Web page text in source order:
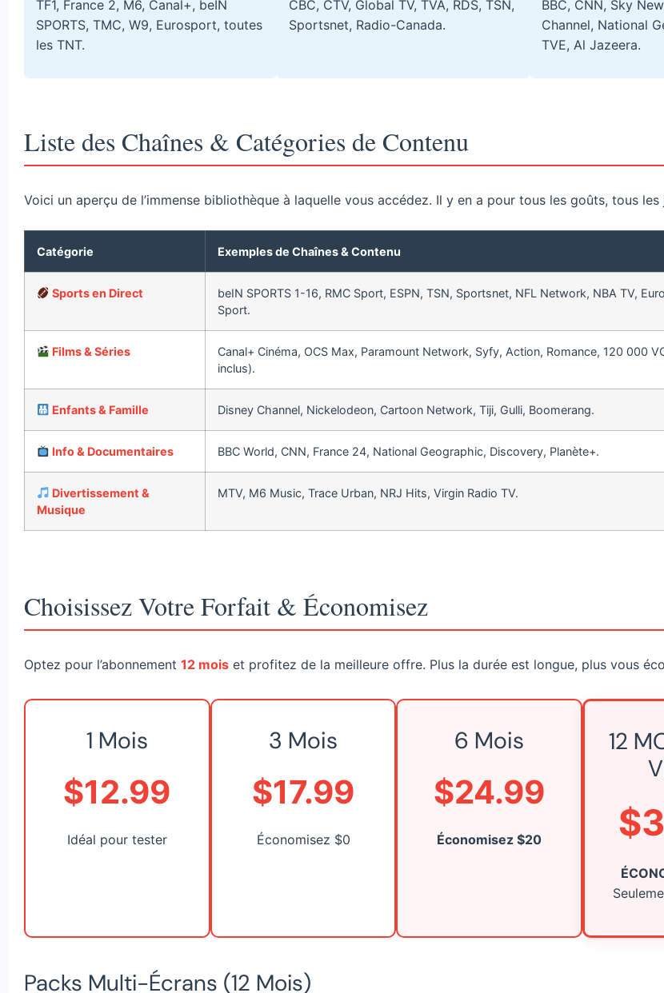
TF1, France 2, M6, Canal+, beIN
SPORTS, TMC, W9, Eurosport, toutes
les TNT.
CBC, CTV, Global TV, TVA, RDS, TSN,
Sportsnet, Radio-Canada.
BBC, CNN, Sky
Channel, National
TVE, Al Jazeera.
Liste des Chaînes & Catégories de Contenu
Voici un aperçu de l’immense bibliothèque à laquelle vous accédez. Il y en a pour tous les goûts, tous les
Catégorie Exemples de Chaînes & Contenu
Sports en Direct
beIN SPORTS 1-16, RMC Sport, ESPN, TSN, Sportsnet, NFL Network, NBA TV,
Sport.
Films & Séries
Canal+ Cinéma, OCS Max, Paramount Network, Syfy, Action, Romance, 120 000
inclus).
Enfants & Famille Disney Channel, Nickelodeon, Cartoon Network, Tiji, Gulli, Boomerang.
Info & Documentaires BBC World, CNN, France 24, National Geographic, Discovery, Planète+.
Divertissement &
Musique
MTV, M6 Music, Trace Urban, NRJ Hits, Virgin Radio TV.
Choisissez Votre Forfait & Économisez
Optez pour l’abonnement 12 mois et profitez de la meilleure offre. Plus la durée est longue, plus vous
1 Mois
$12.99
Idéal pour tester
3 Mois
$17.99
Économisez $0
6 Mois
$24.99
Économisez $20
12
Packs Multi-Écrans (12 Mois)